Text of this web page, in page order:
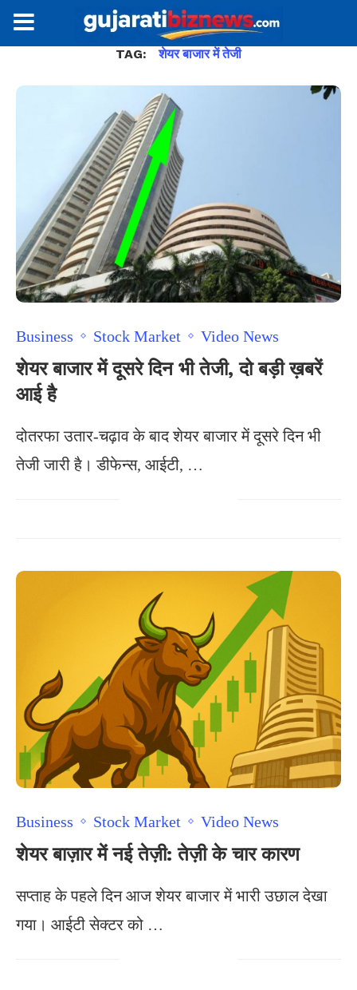
TAG: शेयर बाजार में तेजी
Business Stock Market Video News
शेयर बाजार में दूसरे दिन भी तेजी, दो बड़ी ख़बरें
आई है
दोतरफा उतार-चढ़ाव के बाद शेयर बाजार में दूसरे दिन भी
तेजी जारी है। डीफेन्स, आईटी, …
Business Stock Market Video News
शेयर बाज़ार में नई तेज़ी: तेज़ी के चार कारण
सप्ताह के पहले दिन आज शेयर बाजार में भारी उछाल देखा
गया। आईटी सेक्टर को …